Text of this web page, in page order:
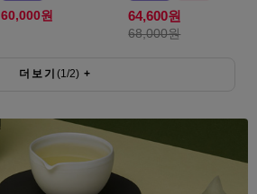
60,000원
64,600원
68,000원
더보기 (1/2)+